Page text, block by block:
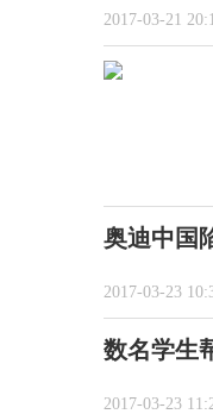
2017-03-21
奥迪中国
2017-03-23
数名学生
2017-03-23